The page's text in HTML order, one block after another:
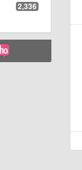
2,336